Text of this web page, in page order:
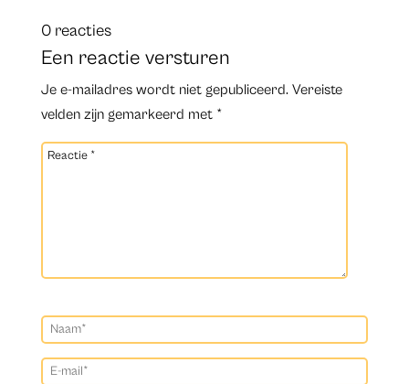
0 reacties
Een reactie versturen
Je e-mailadres wordt niet gepubliceerd. Vereiste
velden zijn gemarkeerd met *